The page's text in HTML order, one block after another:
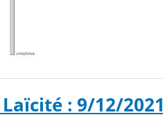
: 9/12/2021